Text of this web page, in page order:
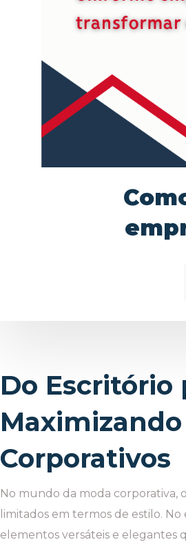
Do Escritório
Corporativos
No mundo da moda corporativa,
limitados em termos de estilo.
elementos versáteis e elegantes